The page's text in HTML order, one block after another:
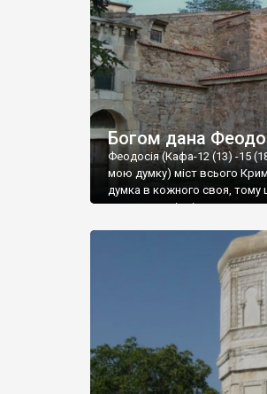
Богом дана
Феодосія (Кафа-12 (13) -15
мою думку) міст всього
думка в кожного своя, тому
запрошую відвідати це